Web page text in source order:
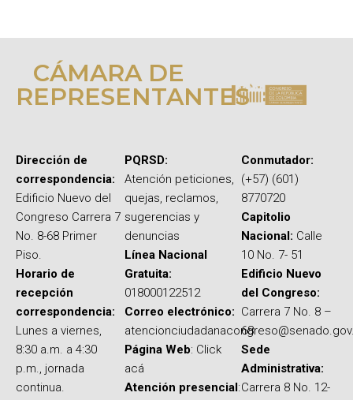
CÁMARA DE
REPRESENTANTES
Dirección de
correspondencia:
Edificio Nuevo del
Congreso Carrera 7
No. 8-68 Primer
Piso.
Horario de
recepción
correspondencia:
Lunes a viernes,
8:30 a.m. a 4:30
p.m., jornada
continua.
PQRSD:
Atención peticiones,
quejas, reclamos,
sugerencias y
denuncias
Línea Nacional
Gratuita:
018000122512
Correo electrónico:
Página Web: Click
acá
Atención presencial:
Conmutador:
(+57) (601)
8770720
Capitolio
Nacional: Calle
10 No. 7- 51
Edificio Nuevo
del Congreso:
Carrera 7 No. 8 –
68
Sede
Administrativa:
Carrera 8 No. 12-